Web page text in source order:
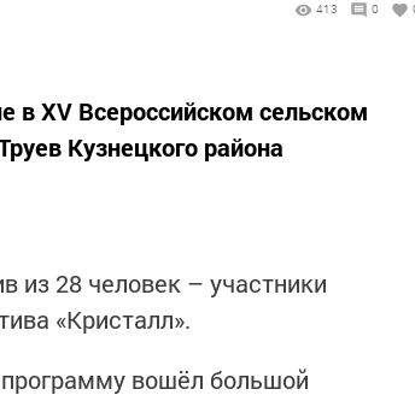
413 0
в XV Всероссийском сельском
Кузнецкого района
из 28 человек – участники
«Кристалл».
вошёл большой